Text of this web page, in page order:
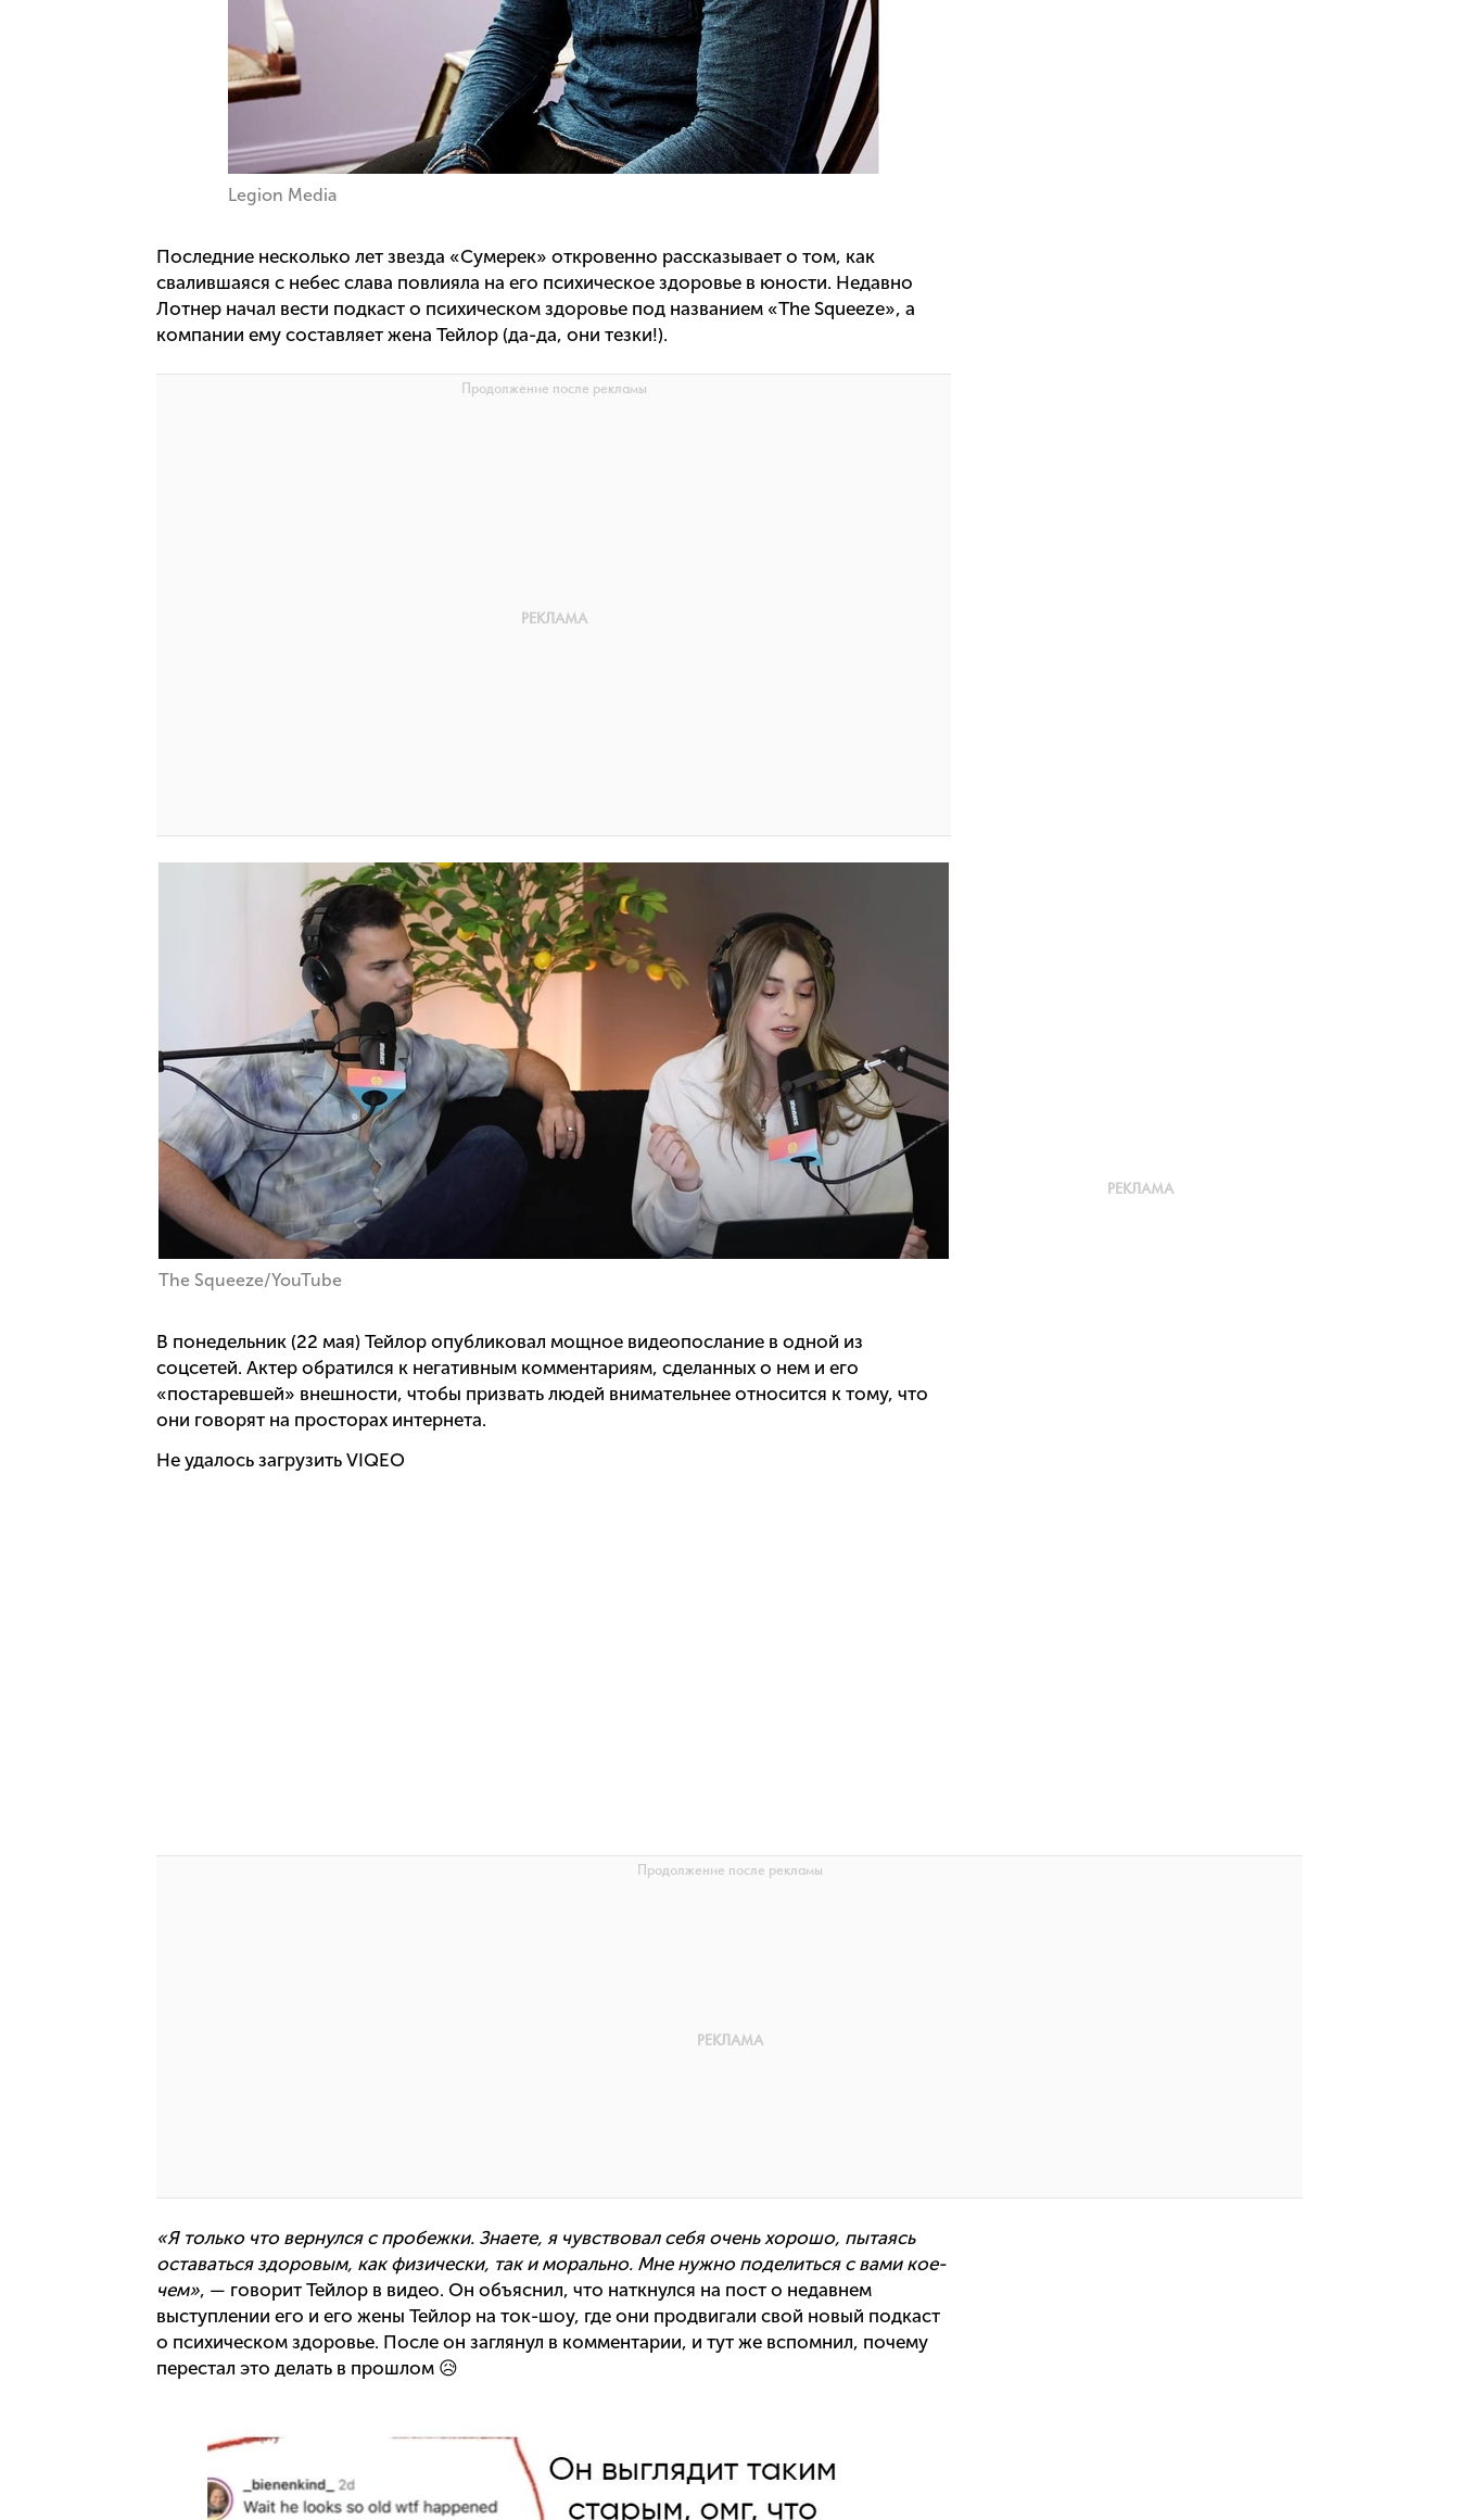
Legion Media
Последние несколько лет звезда «Сумерек» откровенно рассказывает о том, как
свалившаяся с небес слава повлияла на его психическое здоровье в юности. Недавно
Лотнер начал вести подкаст о психическом здоровье под названием «The Squeeze», а
компании ему составляет жена Тейлор (да-да, они тезки!).
The Squeeze/YouTube
В понедельник (22 мая) Тейлор опубликовал мощное видеопослание в одной из
соцсетей. Актер обратился к негативным комментариям, сделанных о нем и его
«постаревшей» внешности, чтобы призвать людей внимательнее относится к тому, что
они говорят на просторах интернета.
Не удалось загрузить VIQEO
«Я только что вернулся с пробежки. Знаете, я чувствовал себя очень хорошо, пытаясь
оставаться здоровым, как физически, так и морально. Мне нужно поделиться с вами кое-
чем», — говорит Тейлор в видео. Он объяснил, что наткнулся на пост о недавнем
выступлении его и его жены Тейлор на ток-шоу, где они продвигали свой новый подкаст
о психическом здоровье. После он заглянул в комментарии, и тут же вспомнил, почему
перестал это делать в прошлом 😥